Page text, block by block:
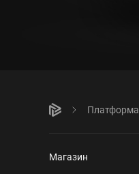
Платформа
Магазин